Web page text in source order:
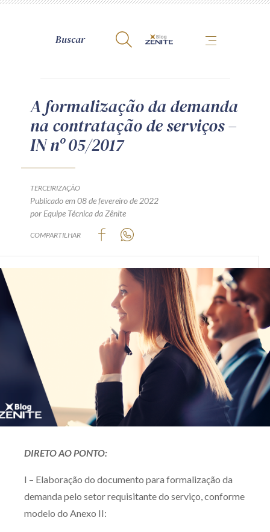
A Zênite
Como publicar conosco
Site da Zênite
Política de Privacidade
Guia de Direitos dos Titulares de Dados
Encarregado (contato)
Produtos e serviços
Zênite Fácil IA
Zênite Play
Orientação por Escrito
Mentoria Zênite
Capacitação
Zênite in Company
Diferenciais
A formalização da demanda
na contratação de serviços –
IN nº 05/2017
TERCEIRIZAÇÃO
Publicado em 08 de fevereiro de 2022
por Equipe Técnica da Zênite
COMPARTILHAR
DIRETO AO PONTO:
I – Elaboração do documento para formalização da
demanda pelo setor requisitante do serviço, conforme
modelo do Anexo II: